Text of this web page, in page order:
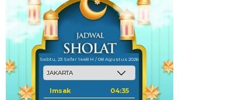
Sabtu, 23 Safar 1448 H / 08 Agustus 2026
Imsak 04:35